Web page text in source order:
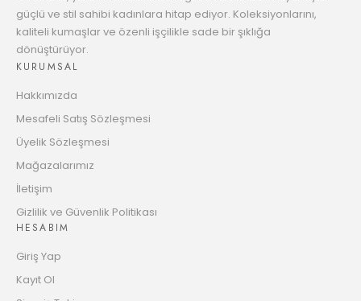
Taksit
8517.47 TL
Taksit
12
güçlü ve stil sahibi kadınlara hitap ediyor. Koleksiyonlarını,
kaliteli kumaşlar ve özenli işçilikle sade bir şıklığa
dönüştürüyor.
KURUMSAL
Hakkımızda
Mesafeli Satış Sözleşmesi
Üyelik Sözleşmesi
Mağazalarımız
İletişim
Gizlilik ve Güvenlik Politikası
HESABIM
Giriş Yap
Kayıt Ol